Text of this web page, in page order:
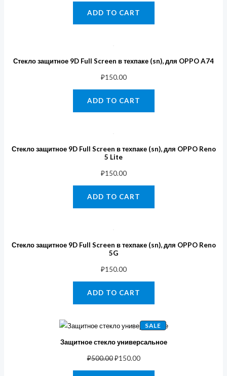
ADD TO CART
Стекло защитное 9D Full Screen в техпаке (sn), для OPPO A74
₽150.00
ADD TO CART
Стекло защитное 9D Full Screen в техпаке (sn), для OPPO Reno
5 Lite
₽150.00
ADD TO CART
Стекло защитное 9D Full Screen в техпаке (sn), для OPPO Reno
5G
₽150.00
ADD TO CART
SALEPRODUCT
ON
Защитное стекло универсальное
₽500.00 ₽150.00